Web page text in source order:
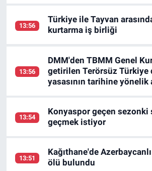
13:56
Türkiye ile Tayvan
kurtarma iş birliği
13:56
DMM'den TBMM Genel
getirilen Terörsüz Türkiye
yasasının tarihine yönelik
13:54
Konyaspor geçen sezonki
geçmek istiyor
13:51
Kağıthane'de
ölü bulundu